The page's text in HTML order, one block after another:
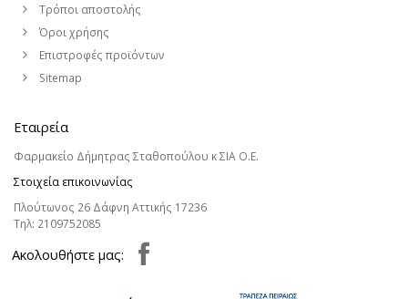
Τρόποι αποστολής
Όροι χρήσης
Επιστροφές προϊόντων
Sitemap
Εταιρεία
Φαρμακείο Δήμητρας Σταθοπούλου κ ΣΙΑ Ο.Ε.
Στοιχεία επικοινωνίας
Πλούτωνος 26 Δάφνη Αττικής 17236
Τηλ: 2109752085
Aκολουθήστε μας: